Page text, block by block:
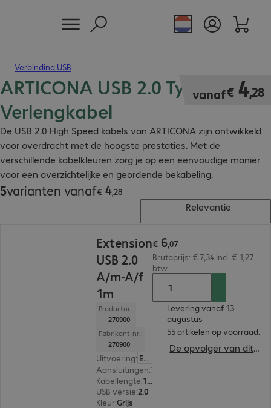
Verbinding USB
ARTICONA USB 2.0 Type A
Verlengkabel
De USB 2.0 High Speed kabels van ARTICONA zijn ontwikkeld
voor overdracht met de hoogste prestaties. Met de
verschillende kabelkleuren zorg je op een eenvoudige manier
voor een overzichtelijke en geordende bekabeling.
vanaf€ 4,28
€ 4,28
5varianten vanaf€ 4,28
€ 4,28
Relevantie
Extension
USB 2.0
A/m-A/f
1m
Productnr.:
270900
Fabrikant-nr.:
270900
Uitvoering: Europa
Aansluitingen:
Kabellengte: 1 m
USB versie:2.0
Kleur:Grijs
€ 6,07
Brutoprijs: € 7,34 incl. € 1,27
btw
Levering vanaf 13.
augustus
55 artikelen op voorraad.
De opvolger van dit product bekijken